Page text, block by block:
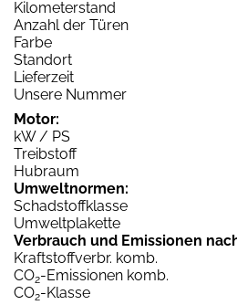
Kilometerstand
Anzahl der Türen
Farbe
Standort
Lieferzeit
Unsere Nummer
Motor:
kW / PS
Treibstoff
Hubraum
Umweltnormen:
Schadstoffklasse
Umweltplakette
Verbrauch und Emissionen
Kraftstoffverbr. komb.
CO2-Emissionen komb.
CO2-Klasse